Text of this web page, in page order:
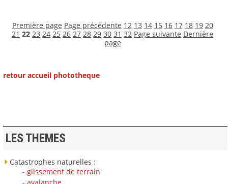
Première page Page précédente 12 13 14 15 16 17 18 19 20
21 22 23 24 25 26 27 28 29 30 31 32 Page suivante Dernière
page
retour accueil phototheque
LES THEMES
Catastrophes naturelles :
- glissement de terrain